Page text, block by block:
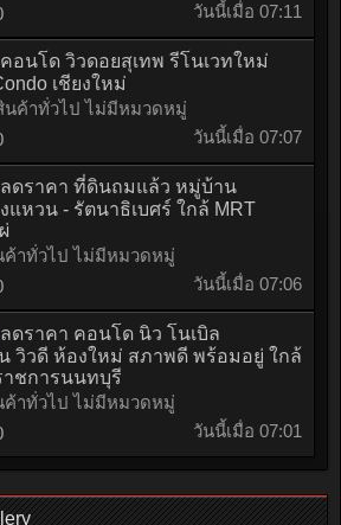
วันนี้เมื่อ 07:11
คอนโด วิวดอยสุเทพ รีโนเวทใหม่
เชียงใหม่
นค้าทั่วไป ไม่มีหมวดหมู่
วันนี้เมื่อ 07:07
ลดราคา ที่ดินถมแล้ว หมู่บ้าน
แหวน - รัตนาธิเบศร์ ใกล้ MRT
ค้าทั่วไป ไม่มีหมวดหมู่
วันนี้เมื่อ 07:06
ลดราคา คอนโด นิว โนเบิล
วิวดี ห้องใหม่ สภาพดี พร้อมอยู่ ใกล้
าชการนนทบุรี
ค้าทั่วไป ไม่มีหมวดหมู่
วันนี้เมื่อ 07:01